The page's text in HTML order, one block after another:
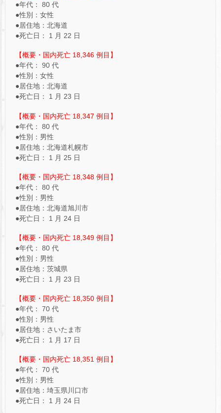
●年代： 80 代
●性別：女性
●居住地：北海道
●死亡日： 1 月 22 日
【概要・国内死亡 18,346 例目】
●年代： 90 代
●性別：女性
●居住地：北海道
●死亡日： 1 月 23 日
【概要・国内死亡 18,347 例目】
●年代： 80 代
●性別：男性
●居住地：北海道札幌市
●死亡日： 1 月 25 日
【概要・国内死亡 18,348 例目】
●年代： 80 代
●性別：男性
●居住地：北海道旭川市
●死亡日： 1 月 24 日
【概要・国内死亡 18,349 例目】
●年代： 80 代
●性別：男性
●居住地：茨城県
●死亡日： 1 月 23 日
【概要・国内死亡 18,350 例目】
●年代： 70 代
●性別：男性
●居住地：さいたま市
●死亡日： 1 月 17 日
【概要・国内死亡 18,351 例目】
●年代： 70 代
●性別：男性
●居住地：埼玉県川口市
●死亡日： 1 月 24 日